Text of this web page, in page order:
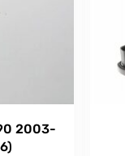
2003-